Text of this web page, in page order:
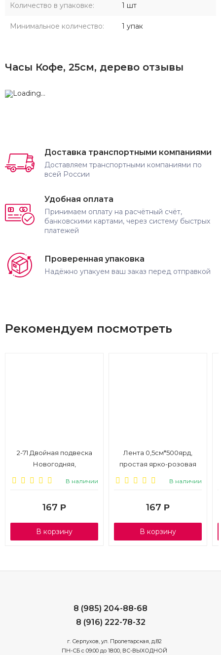
Количество в упаковке: 1 шт
Минимальное количество: 1 упак
Часы Кофе, 25см, дерево отзывы
Доставка транспортными компаниями
Доставляем транспортными компаниями по
всей России
Удобная оплата
Принимаем оплату на расчётный счёт,
банковскими картами, через систему быстрых
платежей
Проверенная упаковка
Надёжно упакуем ваш заказ перед отправкой
Рекомендуем посмотреть
2-71 Двойная подвеска
Новогодняя,
В наличии
167 Р
В корзину
Лента 0,5см*500ярд,
простая ярко-розовая
В наличии
167 Р
В корзину
8 (985) 204-88-68
8 (916) 222-78-32
г. Серпухов, ул. Пролетарская, д.82
ПН-СБ с 09:00 до 18:00, ВС-ВЫХОДНОЙ